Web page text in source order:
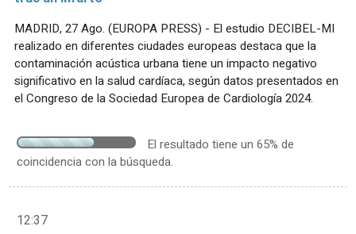
MADRID, 27 Ago. (EUROPA PRESS) - El estudio DECIBEL-MI
realizado en diferentes ciudades europeas destaca que la
contaminación acústica urbana tiene un impacto negativo
significativo en la salud cardíaca, según datos presentados en
el Congreso de la Sociedad Europea de Cardiología 2024.
El resultado tiene un 65% de
coincidencia con la búsqueda.
12:37